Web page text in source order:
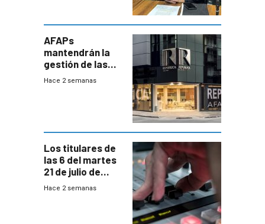
AFAPs
mantendrán la
gestión de las
cuentas
Hace 2 semanas
Los titulares de
las 6 del martes
21 de julio de
2026
Hace 2 semanas